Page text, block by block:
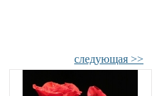
следующая >>